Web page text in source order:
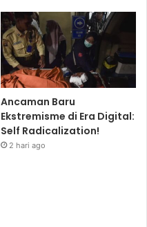
Ancaman Baru
Ekstremisme di Era Digital:
Self Radicalization!
2 hari ago